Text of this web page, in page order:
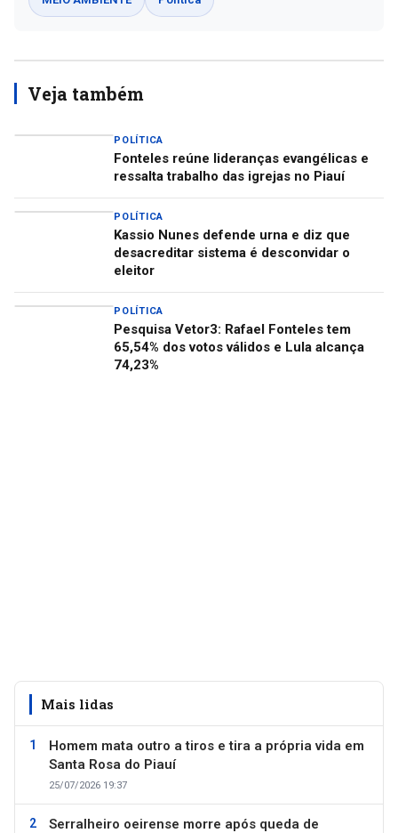
Veja também
POLÍTICA
Fonteles reúne lideranças evangélicas e
ressalta trabalho das igrejas no Piauí
POLÍTICA
Kassio Nunes defende urna e diz que
desacreditar sistema é desconvidar o
eleitor
POLÍTICA
Pesquisa Vetor3: Rafael Fonteles tem
65,54% dos votos válidos e Lula alcança
74,23%
Mais lidas
Homem mata outro a tiros e tira a própria vida em
Santa Rosa do Piauí
25/07/2026 19:37
Serralheiro oeirense morre após queda de